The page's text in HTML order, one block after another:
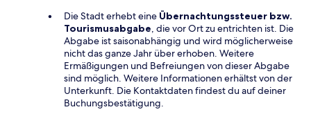
Die Stadt erhebt eine Übernachtungssteuer bzw.
Tourismusabgabe, die vor Ort zu entrichten ist. Die
Abgabe ist saisonabhängig und wird möglicherweise
nicht das ganze Jahr über erhoben. Weitere
Ermäßigungen und Befreiungen von dieser Abgabe
sind möglich. Weitere Informationen erhältst von der
Unterkunft. Die Kontaktdaten findest du auf deiner
Buchungsbestätigung.